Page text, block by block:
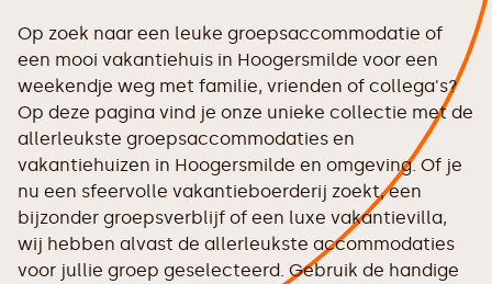
Op zoek naar een leuke groepsaccommodatie of
een mooi vakantiehuis in Hoogersmilde voor een
weekendje weg met familie, vrienden of collega's?
Op deze pagina vind je onze unieke collectie met de
allerleukste groepsaccommodaties en
vakantiehuizen in Hoogersmilde en omgeving. Of je
nu een sfeervolle vakantieboerderij zoekt, een
bijzonder groepsverblijf of een luxe vakantievilla,
wij hebben alvast de allerleukste accommodaties
voor jullie groep geselecteerd. Gebruik de handige